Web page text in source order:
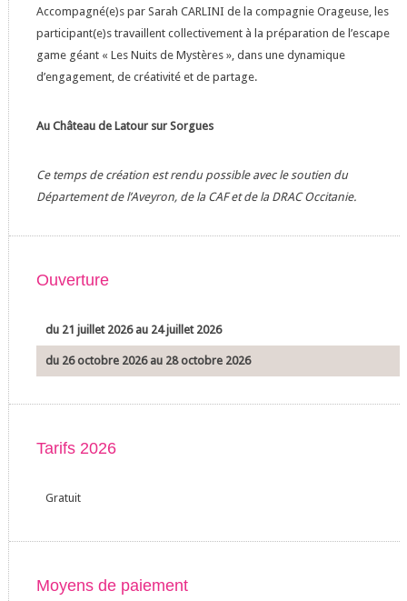
Accompagné(e)s par Sarah CARLINI de la compagnie Orageuse, les
participant(e)s travaillent collectivement à la préparation de l’escape
game géant « Les Nuits de Mystères », dans une dynamique
d’engagement, de créativité et de partage.
Au Château de Latour sur Sorgues
Ce temps de création est rendu possible avec le soutien du
Département de l’Aveyron, de la CAF et de la DRAC Occitanie.
Ouverture
du 21 juillet 2026 au 24 juillet 2026
du 26 octobre 2026 au 28 octobre 2026
Tarifs 2026
Gratuit
Moyens de paiement